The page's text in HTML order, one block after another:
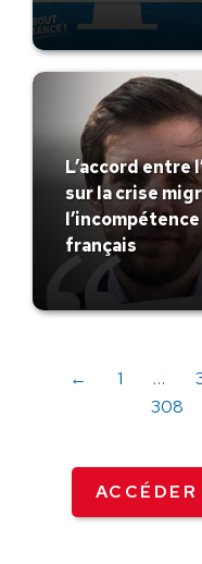
L’accord entre
sur la crise
français
← 1 …
308